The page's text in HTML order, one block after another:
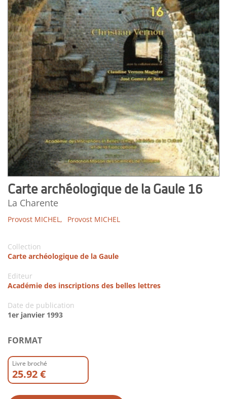
Carte archéologique de la Gaule 16
La Charente
Provost MICHEL, Provost MICHEL
Collection
Carte archéologique de la Gaule
Editeur
Académie des inscriptions des belles lettres
Date de publication
1er janvier 1993
FORMAT
Livre broché
25.92 €